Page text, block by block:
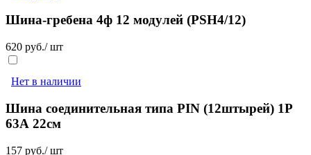
Шина-гребена 4ф 12 модулей (PSH4/12)
620 руб./ шт
Нет в наличии
Шина соединительная типа PIN (12штырей) 1Р
63А 22см
157 руб./ шт